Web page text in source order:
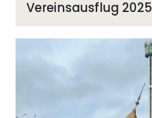
Vereinsausflug 2025